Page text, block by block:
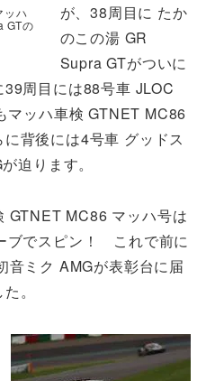
ッハ
GTの
が、38周目に たか
のこの湯 GR
Supra GTがついに
周目には88号車 JLOC
マッハ車検 GTNET MC86
背後には4号車 グッドス
迫ります。
GTNET MC86 マッハ号は
ブでスピン！ これで前に
音ミク AMGが表彰台に届
。